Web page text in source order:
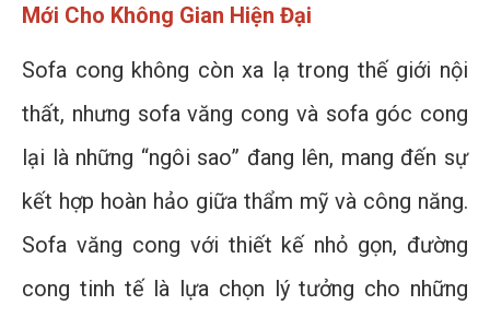
Mới Cho Không Gian Hiện Đại
Sofa cong không còn xa lạ trong thế giới nội
thất, nhưng sofa văng cong và sofa góc cong
lại là những “ngôi sao” đang lên, mang đến sự
kết hợp hoàn hảo giữa thẩm mỹ và công năng.
Sofa văng cong với thiết kế nhỏ gọn, đường
cong tinh tế là lựa chọn lý tưởng cho những